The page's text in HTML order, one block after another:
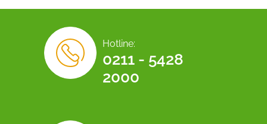
Hotline:
0211 - 5428
2000